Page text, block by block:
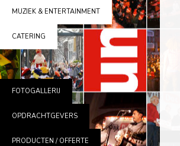
MUZIEK & ENTERTAINMENT
CATERING
FOTOGALLERIJ
OPDRACHTGEVERS
PRODUCTEN / OFFERTE